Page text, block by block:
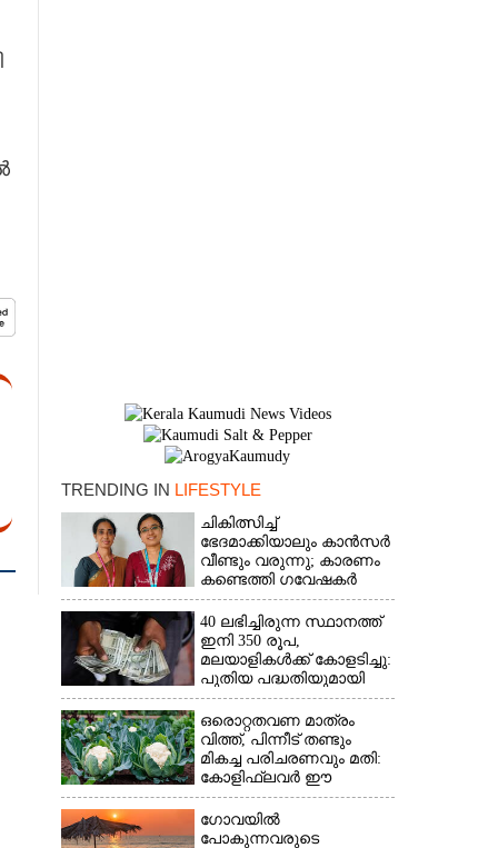
TRENDING IN LIFESTYLE
ചികിത്സിച്ച്
ഭേദമാക്കിയാലും കാൻസർ
വീണ്ടും വരുന്നു; കാരണം
കണ്ടെത്തി ഗവേഷകർ
40 ലഭിച്ചിരുന്ന സ്ഥാനത്ത്
ഇനി 350 രൂപ,
മലയാളികൾക്ക് കോളടിച്ചു:
പുതിയ പദ്ധതിയുമായി
നാളികേര ബോർഡ്
ഒരൊറ്റതവണ മാത്രം
വിത്ത്, പിന്നീട് തണ്ടും
മികച്ച പരിചരണവും മതി:
കോളിഫ്ലവർ ഈ
രീതിയിലും കൃഷിചെയ്യാം
ഗോവയിൽ
പോകുന്നവരുടെ
×